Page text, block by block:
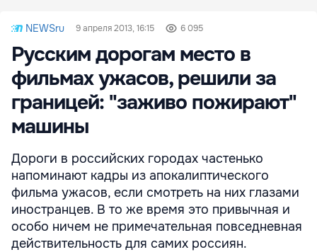
NEWSru 9 апреля 2013, 16:15 6 095
Русским дорогам место в
фильмах ужасов, решили за
границей: "заживо пожирают"
машины
Дороги в российских городах частенько
напоминают кадры из апокалиптического
фильма ужасов, если смотреть на них глазами
иностранцев. В то же время это привычная и
особо ничем не примечательная повседневная
действительность для самих россиян.